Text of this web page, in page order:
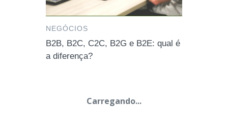
NEGÓCIOS
B2B, B2C, C2C, B2G e B2E: qual é
a diferença?
Carregando...